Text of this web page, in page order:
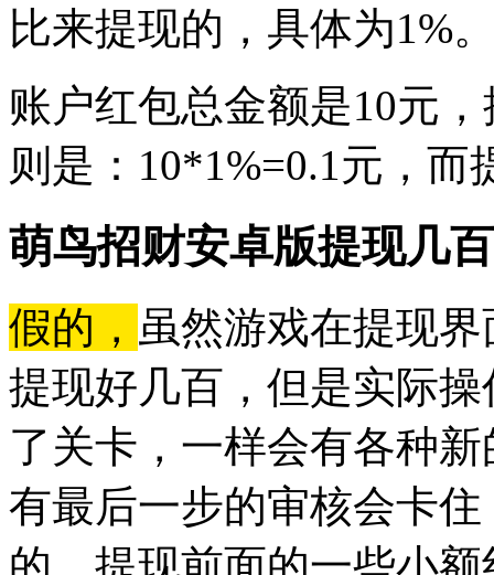
比来提现的，具体为1%
账户红包总金额是10元
则是：10*1%=0.1元，而
萌鸟招财安卓版提现几
假的， 虽然游戏在提现
提现好几百，但是实际
了关卡，一样会有各种
有最后一步的审核会卡
的。提现前面的一些小